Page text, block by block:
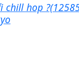
chill hop